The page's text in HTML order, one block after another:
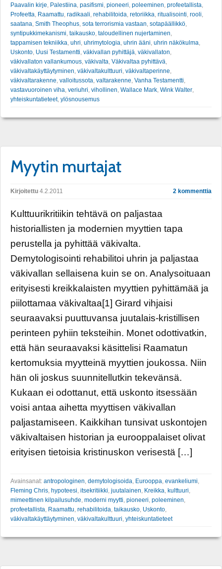
Paavalin kirje Palestiina pasifismi pioneeri poleeminen profeetallista
Profeetta Raamattu radikaali rehabilitoida retoriikka ritualisointi rooli
saatana Smith Theophus sota terrorismia vastaan sotapäällikkö
syntipukkimekanismi taikausko taloudellinen nujertaminen
tappamisen tekniikka uhri uhrimytologia uhrin ääni uhrin näkökulma
Uskonto Uusi Testamentti väkivallan pyhittäjä väkivallaton
väkivallaton vallankumous väkivalta Väkivaltaa pyhittävä
väkivaltakäyttäytyminen väkivaltakulttuuri väkivaltaperinne
väkivaltarakenne valloitussota valtarakenne Vanha Testamentti
vastavuoroinen viha veriuhri vihollinen Wallace Mark Wink Walter
yhteiskuntatieteet, ylösnousemus
Myytin murtajat
Kirjoitettu 4.2.2011 2 kommenttia
Kulttuurikritiikin tehtävä on paljastaa
historiallisten ja modernien myyttien tapa
perustella ja pyhittää väkivalta.
Demytologisointi rehabilitoi uhrin ja paljastaa
väkivallan sellaisena kuin se on. Analysoituaan
erityisesti kreikkalaisten myyttien pyhittämää ja
piilottamaa väkivaltaa[1] Girard vihjaisi
seuraavaksi puuttuvansa juutalais-kristillisen
perinteen pyhiin teksteihin. Monet odottivatkin,
että hän seuraavaksi käsittelisi Raamatun
kertomuksia myytteinä myyttien joukossa. Niin
hän oli joskus suunnitellutkin tekevänsä.
Kukaan ei odottanut, että uskonto itsessään
voisi antaa aihetta myyttisen väkivallan
paljastamiseen. Kaikkihan tunsivat uskontojen
väkivaltaisen historian ja eurooppalaiset olivat
erityisen tietoisia kristinuskon verisestä […]
Avainsanat: antropologinen, demytologisoida, Eurooppa, evankeliumi,
Fleming Chris, hypoteesi, itsekritiikki, juutalainen, Kreikka, kulttuuri,
mimeettinen kilpailusuhde, moderni myytti, pioneeri, poleeminen,
profeetallista, Raamattu, rehabilitoida, taikausko, Uskonto,
väkivaltakäyttäytyminen, väkivaltakulttuuri, yhteiskuntatieteet